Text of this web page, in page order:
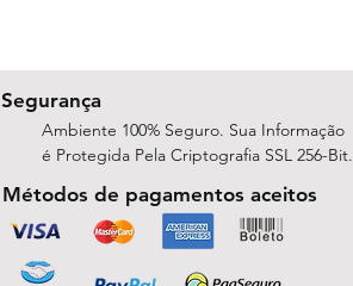
Segurança
Ambiente 100% Seguro. Sua Informação
é Protegida Pela Criptografia SSL 256-Bit.
Métodos de pagamentos aceitos